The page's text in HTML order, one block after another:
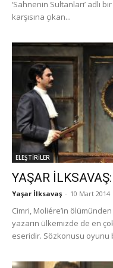
‘Sahnenin Sultanları’ adlı
karşısına çıkan...
ELEŞTİRİLER
YAŞAR
Yaşar İlksavaş - 10 Mart 2014
Cimri, Moliére’in
yazarın ülkemizde de en
eseridir. Sözkonusu oyunu